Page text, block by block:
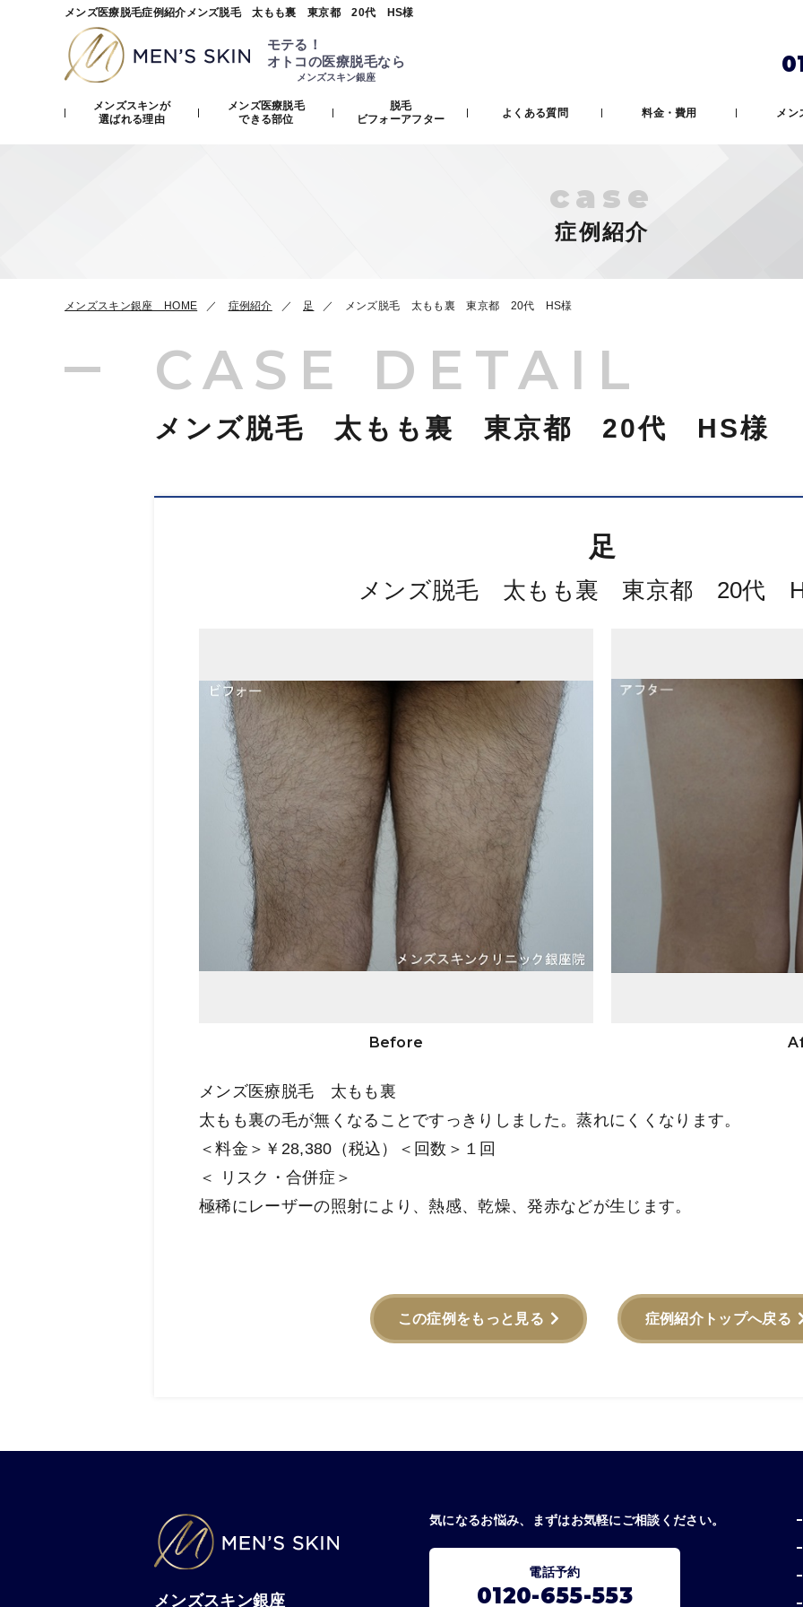
メンズ医療脱毛症例紹介メンズ脱毛 太もも裏 東京都 20代 HS様
モテる！
オトコの医療脱毛なら
メンズスキン銀座
メンズスキンが
選ばれる理由
メンズ医療脱毛
できる部位
脱毛
ビフォーアフター
よくある質問 料金・費用 メン
case
症例紹介
メンズスキン銀座 HOME 症例紹介 足 メンズ脱毛 太もも裏 東京都 20代 HS様
CASE DETAIL
メンズ脱毛 太もも裏 東京都 20代 HS様
足
メンズ脱毛 太もも裏 東京都 20代
Before
メンズ医療脱毛 太もも裏
太もも裏の毛が無くなることですっきりしました。蒸れにくくなります。
＜料金＞￥28,380（税込）＜回数＞１回
＜ リスク・合併症＞
極稀にレーザーの照射により、熱感、乾燥、発赤などが生じます。
この症例をもっと見る 症例紹介トップへ戻る
メンズスキン銀座
気になるお悩み、まずはお気軽にご相談ください。
電話予約
0120-655-553